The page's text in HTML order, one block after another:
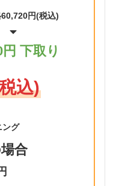
円(税込)
下取り
込)
ング
合